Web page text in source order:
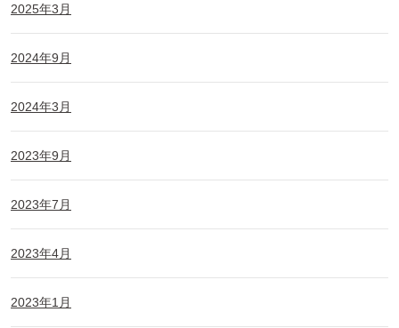
2025年3月
2024年9月
2024年3月
2023年9月
2023年7月
2023年4月
2023年1月